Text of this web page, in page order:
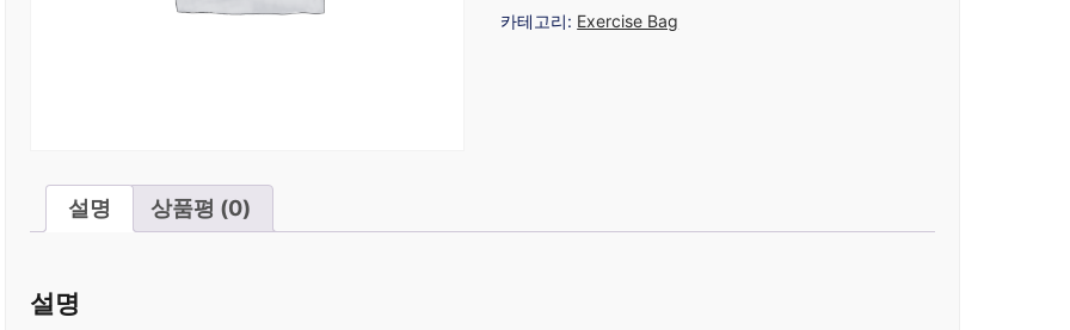
카테고리: Exercise Bag
설명 상품평 (0)
설명